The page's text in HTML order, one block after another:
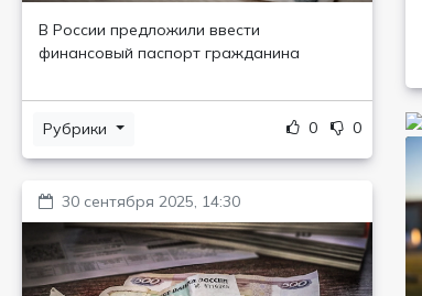
В России предложили ввести
финансовый паспорт гражданина
Рубрики 0 0
30 сентября 2025, 14:30